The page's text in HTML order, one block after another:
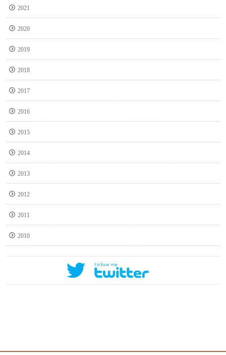
2021
2020
2019
2018
2017
2016
2015
2014
2013
2012
2011
2010